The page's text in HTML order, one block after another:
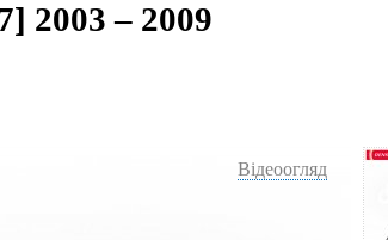
2003 – 2009
Відеоогляд